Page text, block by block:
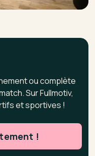
ou complète
Sur Fullmotiv,
et sportives !
!